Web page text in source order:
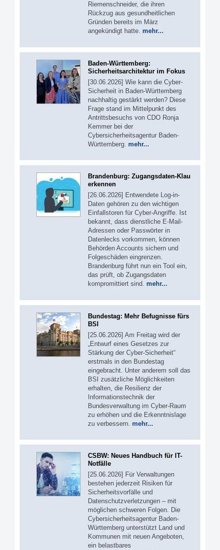
Riemenschneider, die ihren
Rückzug aus gesundheitlichen
Gründen bereits im März
angekündigt hatte. mehr...
Baden-Württemberg:
Sicherheitsarchitektur im Fokus
[30.06.2026] Wie kann die Cyber-
Sicherheit in Baden-Württemberg
nachhaltig gestärkt werden? Diese
Frage stand im Mittelpunkt des
Antrittsbesuchs von CDO Ronja
Kemmer bei der
Cybersicherheitsagentur Baden-
Württemberg. mehr...
Brandenburg: Zugangsdaten-Klau
erkennen
[26.06.2026] Entwendete Log-in-
Daten gehören zu den wichtigen
Einfallstoren für Cyber-Angriffe. Ist
bekannt, dass dienstliche E-Mail-
Adressen oder Passwörter in
Datenlecks vorkommen, können
Behörden Accounts sichern und
Folgeschäden eingrenzen.
Brandenburg führt nun ein Tool ein,
das prüft, ob Zugangsdaten
kompromittiert sind. mehr...
Bundestag: Mehr Befugnisse fürs
BSI
[25.06.2026] Am Freitag wird der
„Entwurf eines Gesetzes zur
Stärkung der Cyber-Sicherheit“
erstmals in den Bundestag
eingebracht. Unter anderem soll das
BSI zusätzliche Möglichkeiten
erhalten, die Resilienz der
Informationstechnik der
Bundesverwaltung im Cyber-Raum
zu erhöhen und die Erkenntnislage
zu verbessern. mehr...
CSBW: Neues Handbuch für IT-
Notfälle
[25.06.2026] Für Verwaltungen
bestehen jederzeit Risiken für
Sicherheitsvorfälle und
Datenschutzverletzungen – mit
möglichen schweren Folgen. Die
Cybersicherheitsagentur Baden-
Württemberg unterstützt Land und
Kommunen mit neuen Angeboten,
ein belastbares